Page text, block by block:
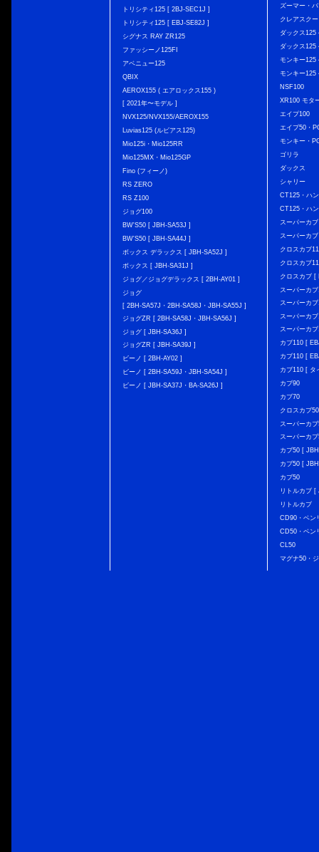
トリシティ125 [ 2BJ-SEC1J ]
トリシティ125 [ EBJ-SE82J ]
シグナス RAY ZR125
ファッシーノ125FI
アベニュー125
QBIX
AEROX155 ( エアロックス155 )
[ 2021年〜モデル ]
NVX125/NVX155/AEROX155
Luvias125 (ルビアス125)
Mio125i・Mio125RR
Mio125MX・Mio125GP
Fino (フィーノ)
RS ZERO
RS Z100
ジョグ100
BW'S50 [ JBH-SA53J ]
BW'S50 [ JBH-SA44J ]
ボックス デラックス [ JBH-SA52J ]
ボックス [ JBH-SA31J ]
ジョグ／ジョグデラックス [ 2BH-AY01 ]
ジョグ
[ 2BH-SA57J・2BH-SA58J・JBH-SA55J ]
ジョグZR [ 2BH-SA58J・JBH-SA56J ]
ジョグ [ JBH-SA36J ]
ジョグZR [ JBH-SA39J ]
ビーノ [ 2BH-AY02 ]
ビーノ [ 2BH-SA59J・JBH-SA54J ]
ビーノ [ JBH-SA37J・BA-SA26J ]
ズーマー・
クレアスク
ダックス
ダックス
モンキー
モンキー125
NSF100
XR100 モタ
エイプ100
エイプ50・
モンキー・
ゴリラ
ダックス
シャリー
CT125・ハ
CT125・ハ
スーパーカ
スーパーカ
クロスカブ
クロスカブ
クロスカブ [
スーパーカ
スーパーカ
スーパーカ
スーパーカ
カブ110 [
カブ110 [
カブ110 [ タ
カブ90
カブ70
クロスカブ
スーパーカ
スーパーカ
カブ50 [
カブ50 [
カブ50
リトルカブ
リトルカブ
CD90・ベン
CD50・ベン
CL50
マグナ50・